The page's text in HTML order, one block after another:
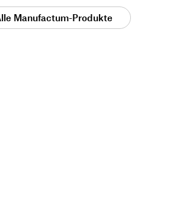
Manufactum-Produkte